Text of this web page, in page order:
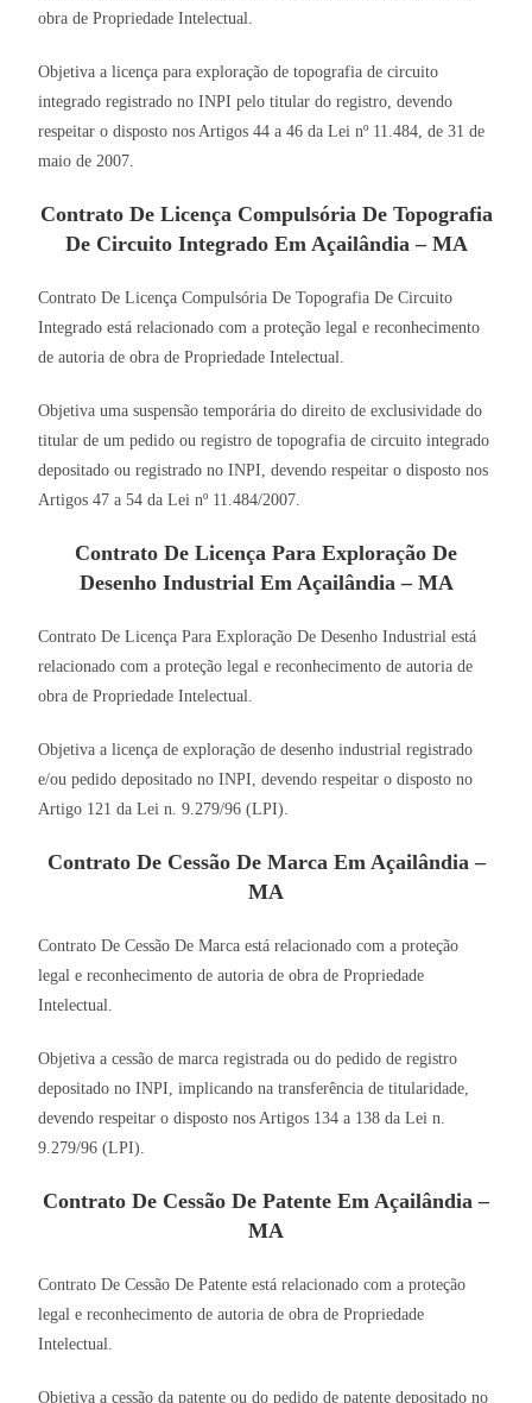
obra de Propriedade Intelectual.
Objetiva a licença para exploração de topografia de circuito
integrado registrado no INPI pelo titular do registro, devendo
respeitar o disposto nos Artigos 44 a 46 da Lei nº 11.484, de 31 de
maio de 2007.
Contrato De Licença Compulsória De Topografia
De Circuito Integrado Em Açailândia – MA
Contrato De Licença Compulsória De Topografia De Circuito
Integrado está relacionado com a proteção legal e reconhecimento
de autoria de obra de Propriedade Intelectual.
Objetiva uma suspensão temporária do direito de exclusividade do
titular de um pedido ou registro de topografia de circuito integrado
depositado ou registrado no INPI, devendo respeitar o disposto nos
Artigos 47 a 54 da Lei nº 11.484/2007.
Contrato De Licença Para Exploração De
Desenho Industrial Em Açailândia – MA
Contrato De Licença Para Exploração De Desenho Industrial está
relacionado com a proteção legal e reconhecimento de autoria de
obra de Propriedade Intelectual.
Objetiva a licença de exploração de desenho industrial registrado
e/ou pedido depositado no INPI, devendo respeitar o disposto no
Artigo 121 da Lei n. 9.279/96 (LPI).
Contrato De Cessão De Marca Em Açailândia –
MA
Contrato De Cessão De Marca está relacionado com a proteção
legal e reconhecimento de autoria de obra de Propriedade
Intelectual.
Objetiva a cessão de marca registrada ou do pedido de registro
depositado no INPI, implicando na transferência de titularidade,
devendo respeitar o disposto nos Artigos 134 a 138 da Lei n.
9.279/96 (LPI).
Contrato De Cessão De Patente Em Açailândia –
MA
Contrato De Cessão De Patente está relacionado com a proteção
legal e reconhecimento de autoria de obra de Propriedade
Intelectual.
Objetiva a cessão da patente ou do pedido de patente depositado no